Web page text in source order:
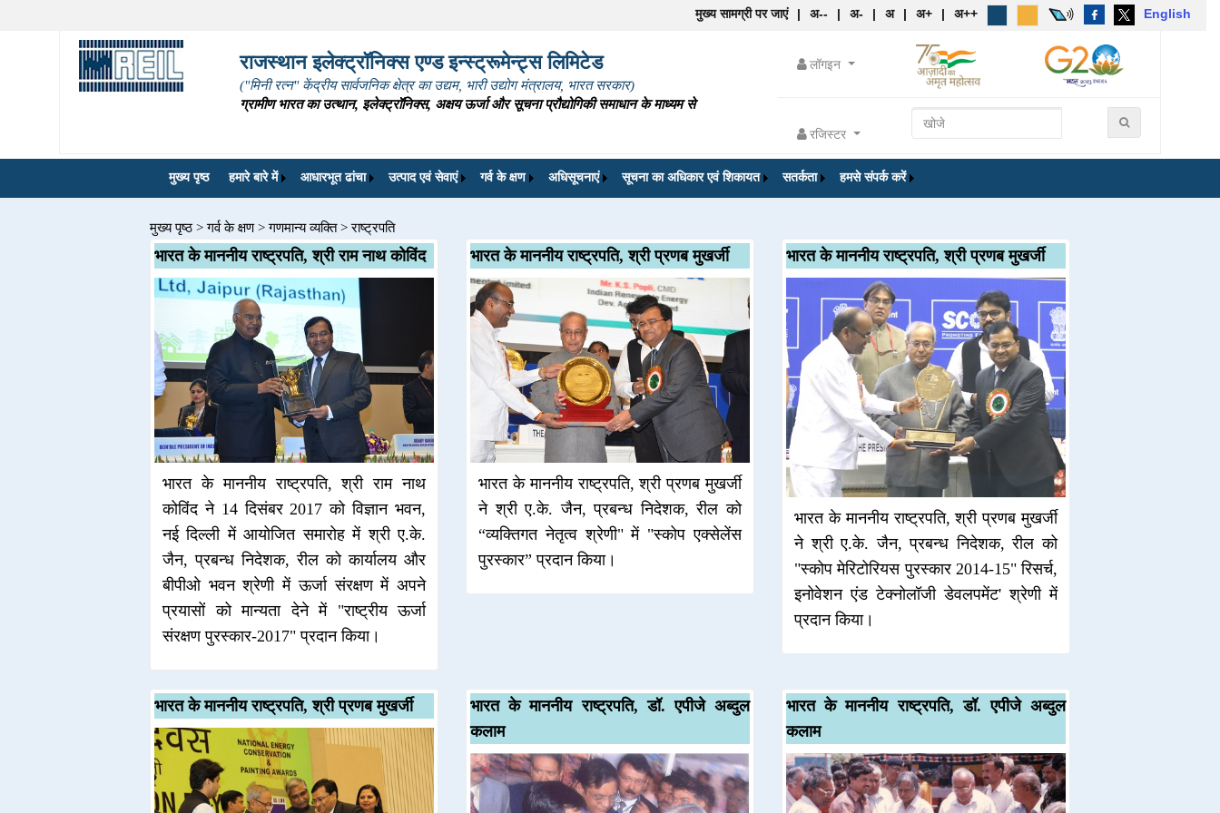
मुख्य सामग्री पर जाएं | अ-- | अ- | अ | अ+ | अ++ English
राजस्थान इलेक्ट्रॉनिक्स एण्ड इन्स्ट्रूमेन्ट्स लिमिटेड
("मिनी रत्न" केंद्रीय सार्वजनिक क्षेत्र का उद्यम, भारी उद्योग मंत्रालय, भारत सरकार)
ग्रामीण भारत का उत्थान, इलेक्ट्रॉनिक्स, अक्षय ऊर्जा और सूचना प्रौद्योगिकी समाधान के माध्यम से
लॉगइन
रजिस्टर
मुख्य पृष्ठ हमारे बारे में आधारभूत ढांचा उत्पाद एवं सेवाएं गर्व के क्षण अधिसूचनाएं सूचना का अधिकार एवं शिकायत सतर्कता हमसे संपर्क करें
मुख्य पृष्ठ>गर्व के क्षण>गणमान्य व्यक्ति>राष्ट्रपति
भारत के माननीय राष्ट्रपति, श्री राम नाथ कोविंद
भारत के माननीय राष्ट्रपति, श्री राम नाथ
कोविंद ने 14 दिसंबर 2017 को विज्ञान भवन,
नई दिल्ली में आयोजित समारोह में श्री ए.के.
जैन, प्रबन्ध निदेशक, रील को कार्यालय और
बीपीओ भवन श्रेणी में ऊर्जा संरक्षण में अपने
प्रयासों को मान्यता देने में "राष्ट्रीय ऊर्जा
संरक्षण पुरस्कार-2017" प्रदान किया।
भारत के माननीय राष्ट्रपति, श्री प्रणब मुखर्जी
भारत के माननीय राष्ट्रपति, श्री प्रणब मुखर्जी
ने श्री ए.के. जैन, प्रबन्ध निदेशक, रील को
“व्यक्तिगत नेतृत्व श्रेणी" में "स्कोप एक्सेलेंस
पुरस्कार” प्रदान किया।
भारत के माननीय राष्ट्रपति, श्री प्रणब मुखर्जी
भारत के माननीय राष्ट्रपति, श्री प्रणब मुखर्जी
ने श्री ए.के. जैन, प्रबन्ध निदेशक, रील को
"स्कोप मेरिटोरियस पुरस्कार 2014-15" रिसर्च,
इनोवेशन एंड टेक्नोलॉजी डेवलपमेंट' श्रेणी में
प्रदान किया।
भारत के माननीय राष्ट्रपति, श्री प्रणब मुखर्जी
भारत के माननीय राष्ट्रपति, डॉ. एपीजे अब्दुल
कलाम
भारत के माननीय राष्ट्रपति, डॉ. एपीजे अब्दुल
कलाम